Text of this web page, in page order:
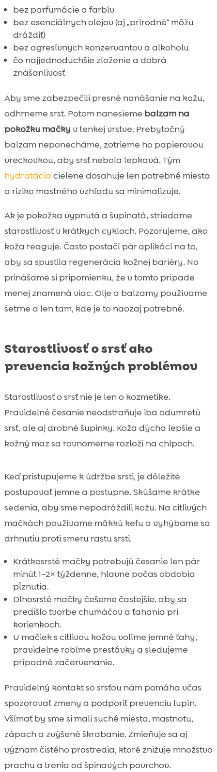
bez parfumácie a farbív
bez esenciálnych olejov (aj „prírodné“ môžu
dráždiť)
bez agresívnych konzervantov a alkoholu
čo najjednoduchšie zloženie a dobrá
znášanlivosť
Aby sme zabezpečili presné nanášanie na kožu,
odhrneme srst. Potom nanesieme balzam na
pokožku mačky v tenkej vrstve. Prebytočný
balzam neponecháme, zotrieme ho papierovou
vreckovkou, aby srsť nebola lepkavá. Tým
hydratácia cielene dosahuje len potrebné miesta
a riziko mastného vzhľadu sa minimalizuje.
Ak je pokožka vypnutá a šupinatá, striedame
starostlivosť v krátkych cykloch. Pozorujeme, ako
koža reaguje. Často postačí pár aplikácí na to,
aby sa spustila regenerácia kožnej bariéry. No
prinášame si pripomienku, že v tomto prípade
menej znamená viac. Olje a balzamy používame
šetrne a len tam, kde je to naozaj potrebné.
Starostlivosť o srsť ako
prevencia kožných problémov
Starostlivosť o srsť nie je len o kozmetike.
Pravidelné česanie neodstraňuje iba odumretú
srsť, ale aj drobné šupinky. Koža dýcha lepšie a
kožný maz sa rovnomerne rozloží na chlpoch.
Keď pristupujeme k údržbe srsti, je dôležité
postupovať jemne a postupne. Skúšame krátke
sedenia, aby sme nepodráždili kožu. Na citlivých
mačkách používame mäkkú kefu a vyhýbame sa
drhnutiu proti smeru rastu srsti.
Krátkosrsté mačky potrebujú česanie len pár
minút 1–2× týždenne, hlavne počas obdobia
pĺznutia.
Dlhosrsté mačky češeme častejšie, aby sa
predišlo tvorbe chumáčov a ťahania pri
korienkoch.
U mačiek s citlivou kožou volíme jemné ťahy,
pravidelne robíme prestávky a sledujeme
prípadné začervenanie.
Pravidelný kontakt so srsťou nám pomáha včas
spozorovať zmeny a podporiť prevenciu lupín.
Všímať by sme si mali suché miesta, mastnotu,
zápach a zvýšené škrabanie. Zmieňuje sa aj
význam čistého prostredia, ktoré znižuje množstvo
prachu a trenia od špinavých povrchov.